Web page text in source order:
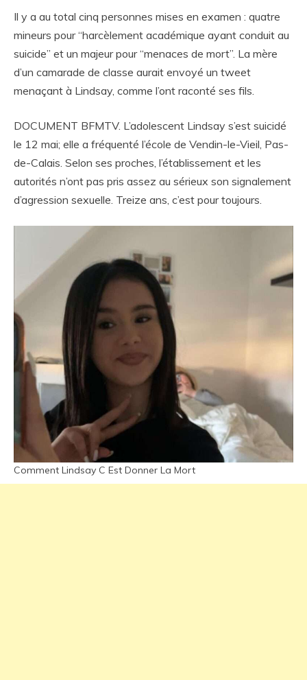
Il y a au total cinq personnes mises en examen : quatre
mineurs pour “harcèlement académique ayant conduit au
suicide” et un majeur pour “menaces de mort”. La mère
d’un camarade de classe aurait envoyé un tweet
menaçant à Lindsay, comme l’ont raconté ses fils.
DOCUMENT BFMTV. L’adolescent Lindsay s’est suicidé
le 12 mai; elle a fréquenté l’école de Vendin-le-Vieil, Pas-
de-Calais. Selon ses proches, l’établissement et les
autorités n’ont pas pris assez au sérieux son signalement
d’agression sexuelle. Treize ans, c’est pour toujours.
Comment Lindsay C Est Donner La Mort